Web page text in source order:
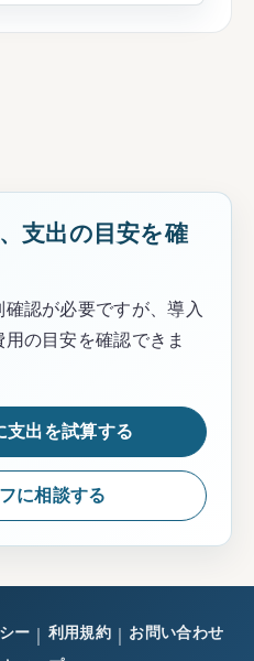
支出の目安を確
認が必要ですが、導入
の目安を確認できま
支出を試算する
に相談する
ー 利用規約 お問い合わせ